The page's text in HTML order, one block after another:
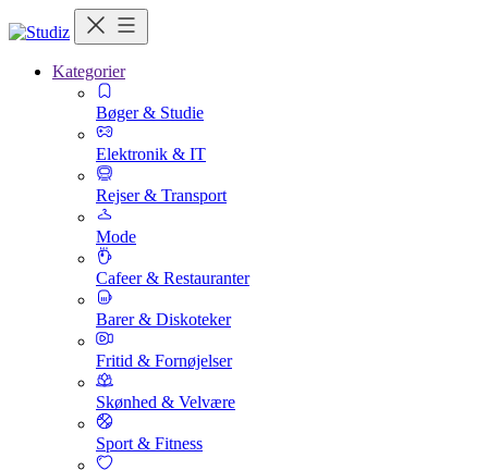
Kategorier
Bøger & Studie
Elektronik & IT
Rejser & Transport
Mode
Cafeer & Restauranter
Barer & Diskoteker
Fritid & Fornøjelser
Skønhed & Velvære
Sport & Fitness